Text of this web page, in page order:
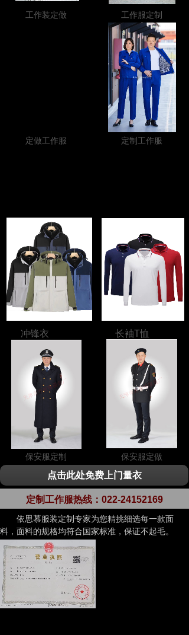
工作服定制
工作装定做
定做工作服 定制工作服
冲锋衣 长袖T恤
保安服定做
保安服定制
点击此处免费上门量衣
定制工作服热线： 022-24152169
依思慕服装定制专家为您精挑细选每一款面
料，面料的规格均符合国家标准，保证不起毛。
球、不缩水、不掉色。